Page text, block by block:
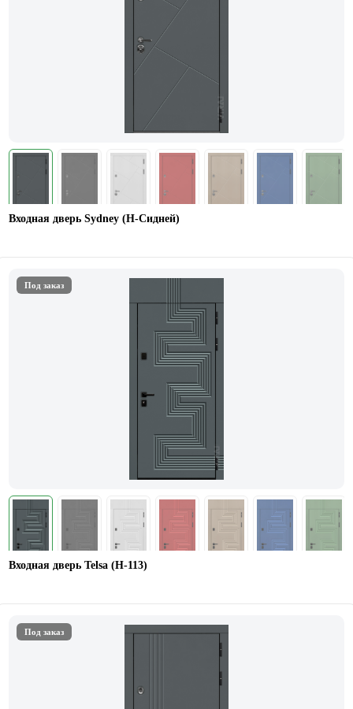
Входная дверь Sydney (Н-Сидней)
Под заказ
Входная дверь Telsa (Н-113)
Под заказ